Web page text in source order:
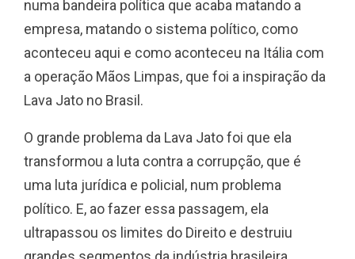
numa bandeira política que acaba matando a
empresa, matando o sistema político, como
aconteceu aqui e como aconteceu na Itália com
a operação Mãos Limpas, que foi a inspiração da
Lava Jato no Brasil.
O grande problema da Lava Jato foi que ela
transformou a luta contra a corrupção, que é
uma luta jurídica e policial, num problema
político. E, ao fazer essa passagem, ela
ultrapassou os limites do Direito e destruiu